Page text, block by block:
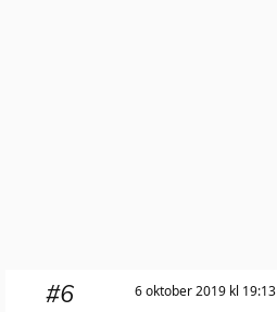
#6 6 oktober 2019 kl 19:13